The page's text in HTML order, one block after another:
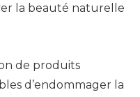
la beauté naturelle
de produits
d’endommager la